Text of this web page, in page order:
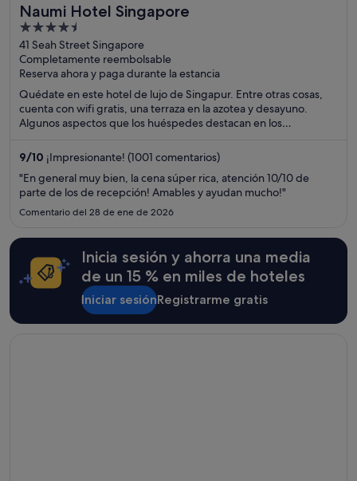
Naumi Hotel Singapore
4.5
out
of
5
41 Seah Street Singapore
Completamente reembolsable
Reserva ahora y paga durante la estancia
Quédate en este hotel de lujo de Singapur. Entre otras cosas,
cuenta con wifi gratis, una terraza en la azotea y desayuno.
Algunos aspectos que los huéspedes destacan en los
atracciones turísticas populares que se encuentran cerca son
Casino Marina Bay Sands y Jardines de la Bahía.
9/10 ¡Impresionante! (1001 comentarios)
"En general muy bien, la cena súper rica, atención 10/10 de
parte de los de recepción! Amables y ayudan mucho!"
Comentario del 28 de ene de 2026
Inicia sesión y ahorra una media
de un 15 % en miles de hoteles
Iniciar sesiónRegistrarme gratis